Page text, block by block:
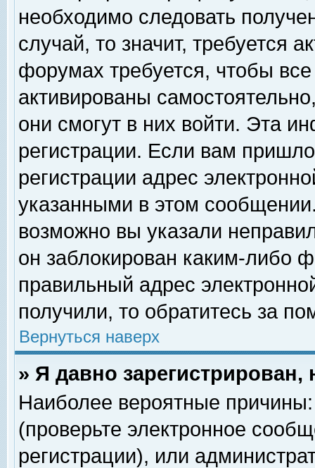
необходимо следовать
случай, то значит, требуется
форумах требуется, чтобы
активированы
они смогут в них войти. Эта
регистрации. Если вам
регистрации адрес
указанными в этом
возможно вы указали
он заблокирован каким-либо
правильный адрес
получили, то обратитесь за
Вернуться наверх
» Я давно
Наиболее вероятные
(проверьте электронное
регистрации), или